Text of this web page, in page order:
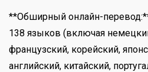
**Обширный онлайн-
138 языков (включая
французский, корейский,
английский, китайский,